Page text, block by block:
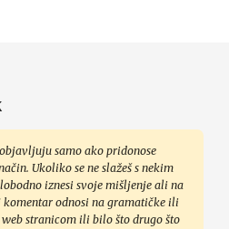
samo ako pridonose
Ukoliko se ne slažeš s nekim
iznesi svoje mišljenje ali na
odnosi na gramatičke ili
stranicom ili bilo što drugo što